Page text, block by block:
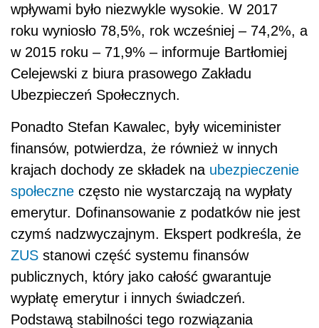
wpływami było niezwykle wysokie. W 2017
roku wyniosło 78,5%, rok wcześniej – 74,2%, a
w 2015 roku – 71,9% – informuje Bartłomiej
Celejewski z biura prasowego Zakładu
Ubezpieczeń Społecznych.
Ponadto Stefan Kawalec, były wiceminister
finansów, potwierdza, że również w innych
krajach dochody ze składek na ubezpieczenie
społeczne często nie wystarczają na wypłaty
emerytur. Dofinansowanie z podatków nie jest
czymś nadzwyczajnym. Ekspert podkreśla, że
ZUS stanowi część systemu finansów
publicznych, który jako całość gwarantuje
wypłatę emerytur i innych świadczeń.
Podstawą stabilności tego rozwiązania